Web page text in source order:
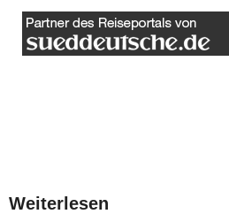
Weiterlesen